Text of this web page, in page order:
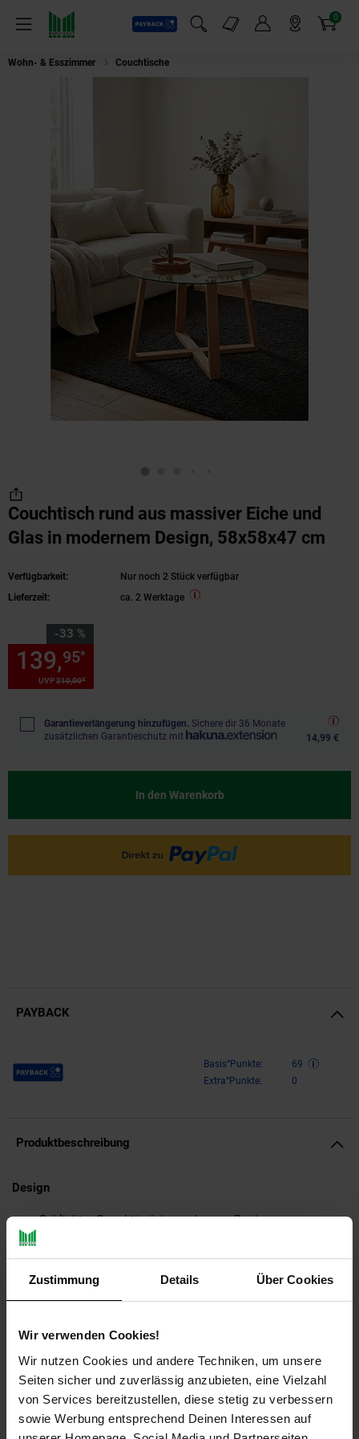
Zustimmung Details Über Cookies
Wir verwenden Cookies!
Wir nutzen Cookies und andere Techniken, um unsere
Seiten sicher und zuverlässig anzubieten, eine Vielzahl
von Services bereitzustellen, diese stetig zu verbessern
sowie Werbung entsprechend Deinen Interessen auf
Menü
Payback
Suchfeld einblenden
Markt-Angebote 0
Artikel
Wohn- & Esszimmer Couchtische
Couchtisch rund aus massiver Eiche und
Glas in modernem Design, 58x58x47 cm
Verfügbarkeit:
Nur noch 2 Stück verfügbar
Lieferzeit:
ca. 2 Werktage
-33 %
Sie Sparen 33 Prozent,
UVP210,00*
139,95*
Garantieverlängerung hinzufügen. Sichere dir 36 Monate
zusätzlichen Garantieschutz mit
14,99 €
In den Warenkorb
PAYBACK
Payback Punkte Basis°Punkte:
69
Extra°Punkte:
0
Produktbeschreibung
Design
Schlichter Couchtisch in modernem Design
Robustes Tischgestell mit ausdrucksstarker
Abmessungen
Breite: 58 cm
Tiefe: 58 cm
Höhe: 47 cm
Tischplattenstärke: 0,5 cm
Weitere Abmessungen finden Sie im Maßbild